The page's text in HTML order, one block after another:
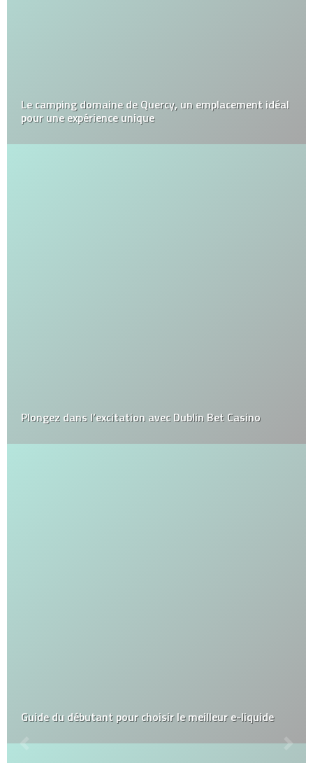
Le camping domaine de Quercy, un emplacement idéal
pour une expérience unique
Plongez dans l’excitation avec Dublin Bet Casino
Guide du débutant pour choisir le meilleur e-liquide